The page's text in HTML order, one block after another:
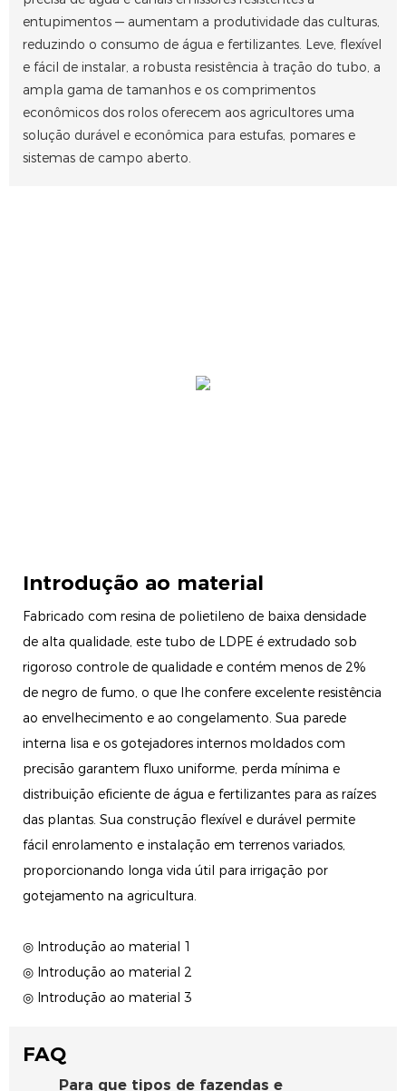
entupimentos — aumentam a produtividade das culturas,
reduzindo o consumo de água e fertilizantes. Leve, flexível
e fácil de instalar, a robusta resistência à tração do tubo, a
ampla gama de tamanhos e os comprimentos
econômicos dos rolos oferecem aos agricultores uma
solução durável e econômica para estufas, pomares e
sistemas de campo aberto.
Introdução ao material
Fabricado com resina de polietileno de baixa densidade
de alta qualidade, este tubo de LDPE é extrudado sob
rigoroso controle de qualidade e contém menos de 2%
de negro de fumo, o que lhe confere excelente resistência
ao envelhecimento e ao congelamento. Sua parede
interna lisa e os gotejadores internos moldados com
precisão garantem fluxo uniforme, perda mínima e
distribuição eficiente de água e fertilizantes para as raízes
das plantas. Sua construção flexível e durável permite
fácil enrolamento e instalação em terrenos variados,
proporcionando longa vida útil para irrigação por
gotejamento na agricultura.
◎ Introdução ao material 1
◎ Introdução ao material 2
◎ Introdução ao material 3
FAQ
Para que tipos de fazendas e